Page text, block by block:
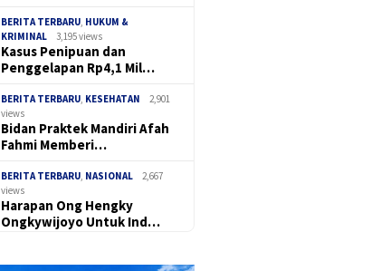
BERITA TERBARU HUKUM &
KRIMINAL
3,195 views
Kasus Penipuan dan
Penggelapan Rp4,1 Mil…
BERITA TERBARU KESEHATAN
2,901
views
Bidan Praktek Mandiri Afah
Fahmi Memberi…
BERITA TERBARU NASIONAL
2,667
views
Harapan Ong Hengky
Ongkywijoyo Untuk Ind…